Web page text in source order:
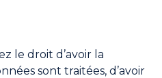
le droit d’avoir la
sont traitées, d’avoir